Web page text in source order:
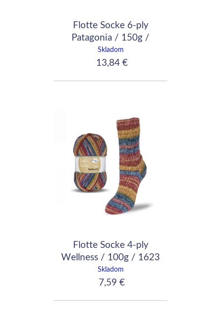
Flotte Socke 6-ply
Patagonia / 150g /
7040
Skladom
13,84 €
Flotte Socke 4-ply
Wellness / 100g / 1623
Skladom
7,59 €